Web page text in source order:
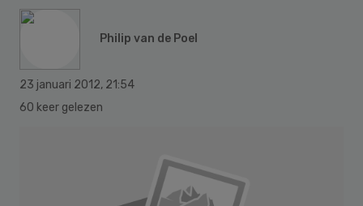
Philip van de Poel
23 januari 2012, 21:54
60 keer gelezen